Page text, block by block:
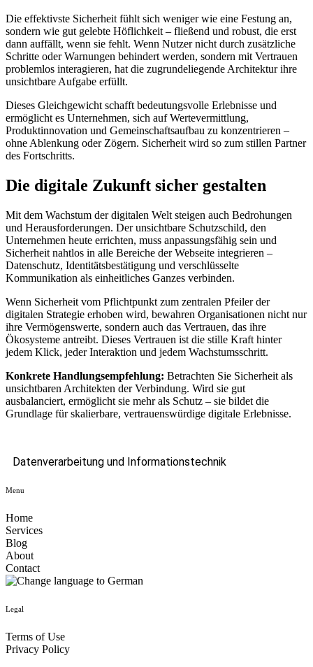
Die effektivste Sicherheit fühlt sich weniger wie eine Festung an,
sondern wie gut gelebte Höflichkeit – fließend und robust, die erst
dann auffällt, wenn sie fehlt. Wenn Nutzer nicht durch zusätzliche
Schritte oder Warnungen behindert werden, sondern mit Vertrauen
problemlos interagieren, hat die zugrundeliegende Architektur ihre
unsichtbare Aufgabe erfüllt.
Dieses Gleichgewicht schafft bedeutungsvolle Erlebnisse und
ermöglicht es Unternehmen, sich auf Wertevermittlung,
Produktinnovation und Gemeinschaftsaufbau zu konzentrieren –
ohne Ablenkung oder Zögern. Sicherheit wird so zum stillen Partner
des Fortschritts.
Die digitale Zukunft sicher gestalten
Mit dem Wachstum der digitalen Welt steigen auch Bedrohungen
und Herausforderungen. Der unsichtbare Schutzschild, den
Unternehmen heute errichten, muss anpassungsfähig sein und
Sicherheit nahtlos in alle Bereiche der Webseite integrieren –
Datenschutz, Identitätsbestätigung und verschlüsselte
Kommunikation als einheitliches Ganzes verbinden.
Wenn Sicherheit vom Pflichtpunkt zum zentralen Pfeiler der
digitalen Strategie erhoben wird, bewahren Organisationen nicht nur
ihre Vermögenswerte, sondern auch das Vertrauen, das ihre
Ökosysteme antreibt. Dieses Vertrauen ist die stille Kraft hinter
jedem Klick, jeder Interaktion und jedem Wachstumsschritt.
Konkrete Handlungsempfehlung: Betrachten Sie Sicherheit als
unsichtbaren Architekten der Verbindung. Wird sie gut
ausbalanciert, ermöglicht sie mehr als Schutz – sie bildet die
Grundlage für skalierbare, vertrauenswürdige digitale Erlebnisse.
Datenverarbeitung und Informationstechnik
Menu
Home
Services
Blog
About
Contact
Legal
Terms of Use
Privacy Policy